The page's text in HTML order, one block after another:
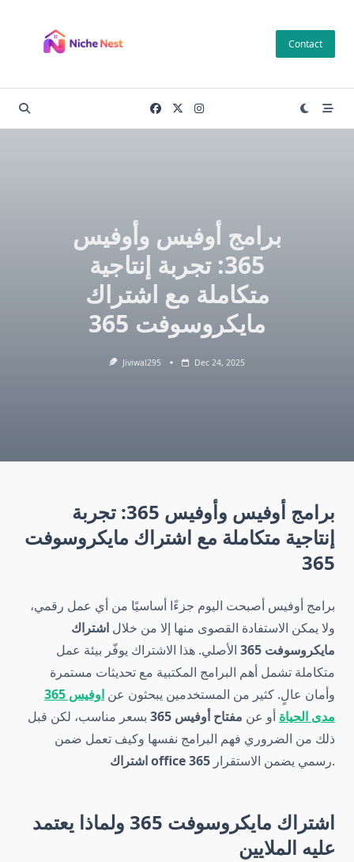
content
Contact
برامج أوفيس وأوفيس
365: تجربة إنتاجية
متكاملة مع اشتراك
مايكروسوفت 365
Jiviwal295 Dec 24, 2025
برامج أوفيس وأوفيس 365: تجربة
إنتاجية متكاملة مع اشتراك مايكروسوفت
365
برامج أوفيس أصبحت اليوم جزءًا أساسيًا من أي عمل رقمي،
ولا يمكن الاستفادة القصوى منها إلا من خلال اشتراك
مايكروسوفت 365
الأصلي. هذا الاشتراك يوفّر بيئة عمل
متكاملة تشمل أهم البرامج المكتبية مع تحديثات مستمرة
وأمان عالٍ. كثير من المستخدمين يبحثون عن
اوفيس 365
مدى الحياة أو عن مفتاح أوفيس 365
بسعر مناسب، لكن قبل
ذلك من الضروري فهم البرامج نفسها وكيف تعمل ضمن
اشتراكoffice 365 رسمي يضمن الاستقرار.
اشتراك مايكروسوفت 365 ولماذا يعتمد
عليه الملايين